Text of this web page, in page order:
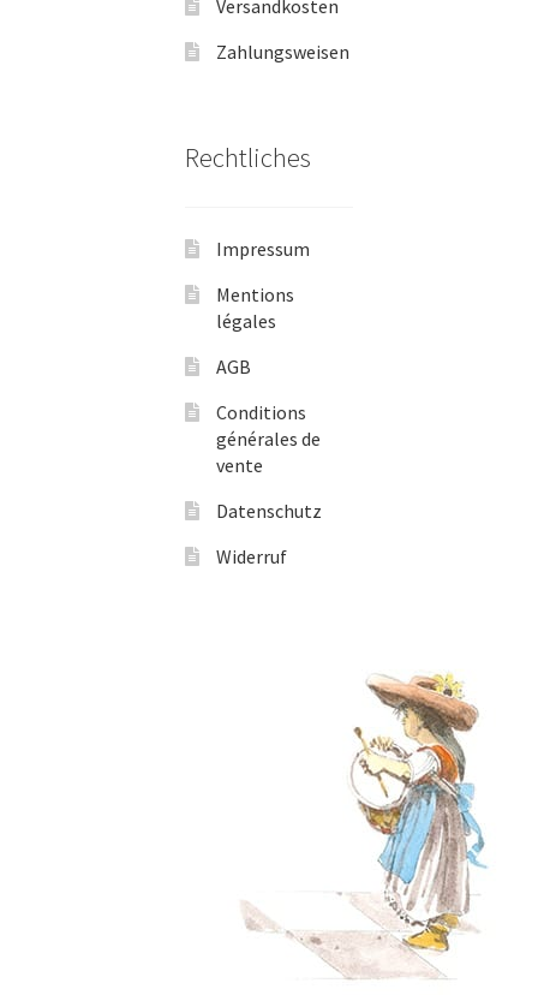
Versandkosten
Zahlungsweisen
Rechtliches
Impressum
Mentions
légales
AGB
Conditions
générales de
vente
Datenschutz
Widerruf